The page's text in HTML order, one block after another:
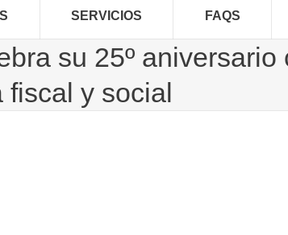
SERVICIOS FAQS
su 25º
fiscal y social